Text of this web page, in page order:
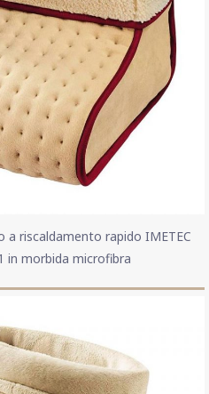
riscaldamento rapido IMETEC
in morbida microfibra